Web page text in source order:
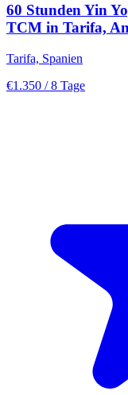
60 Stunden Yin
TCM in Tarifa,
Tarifa, Spanien
€1.350 / 8 Tage